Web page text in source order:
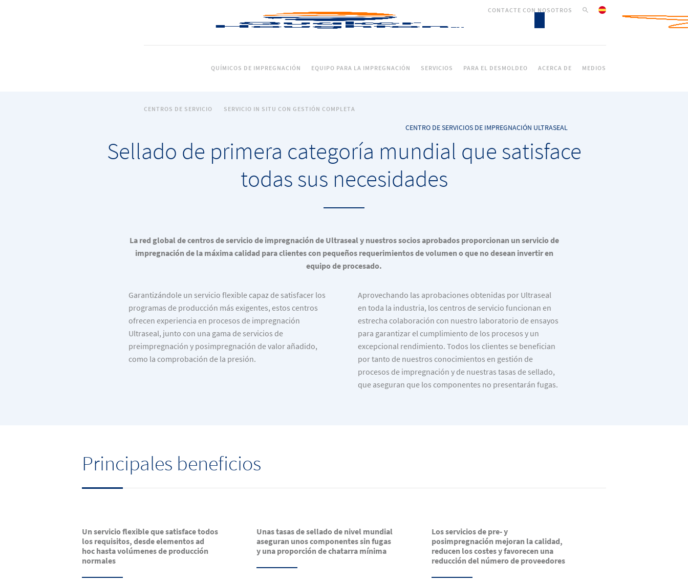
QUÍMICOS DE IMPREGNACIÓN EQUIPO PARA LA IMPREGNACIÓN SERVICIOS PARA EL DESMOLDEO ACERCA DE MEDIOS
CONTACTE CON NOSOTROS
CENTROS DE SERVICIO SERVICIO IN SITU CON GESTIÓN COMPLETA
CENTRO DE SERVICIOS DE IMPREGNACIÓN ULTRASEAL
Sellado de primera categoría mundial que satisface
todas sus necesidades
La red global de centros de servicio de impregnación de Ultraseal y nuestros socios aprobados proporcionan un servicio de
impregnación de la máxima calidad para clientes con pequeños requerimientos de volumen o que no desean invertir en
equipo de procesado.
Garantizándole un servicio flexible capaz de satisfacer los
programas de producción más exigentes, estos centros
ofrecen experiencia en procesos de impregnación
Ultraseal, junto con una gama de servicios de
preimpregnación y posimpregnación de valor añadido,
como la comprobación de la presión.
Aprovechando las aprobaciones obtenidas por Ultraseal
en toda la industria, los centros de servicio funcionan en
estrecha colaboración con nuestro laboratorio de ensayos
para garantizar el cumplimiento de los procesos y un
excepcional rendimiento. Todos los clientes se benefician
por tanto de nuestros conocimientos en gestión de
procesos de impregnación y de nuestras tasas de sellado,
que aseguran que los componentes no presentarán fugas.
Principales beneficios
Un servicio flexible que satisface todos
los requisitos, desde elementos ad
hoc hasta volúmenes de producción
normales
Unas tasas de sellado de nivel mundial
aseguran unos componentes sin fugas
y una proporción de chatarra mínima
Los servicios de pre- y
posimpregnación mejoran la calidad,
reducen los costes y favorecen una
reducción del número de proveedores